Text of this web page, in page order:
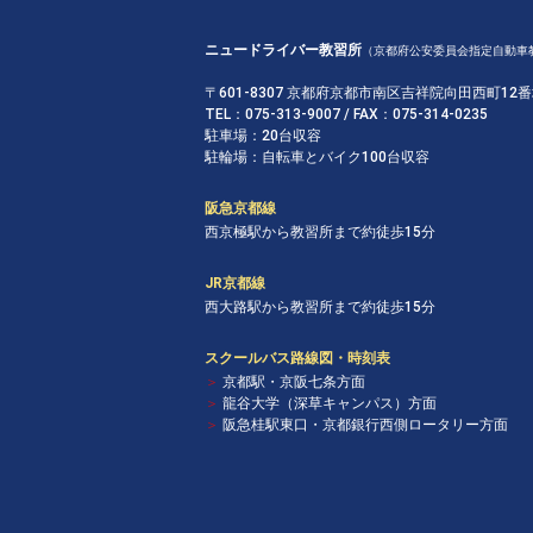
ニュードライバー教習所 （京都府公安委員会指定自動車
〒601-8307 京都府京都市南区吉祥院向田西町12
TEL：075-313-9007 / FAX：075-314-0235
駐車場：20台収容
駐輪場：自転車とバイク100台収容
阪急京都線
西京極駅から教習所まで約徒歩15分
JR京都線
西大路駅から教習所まで約徒歩15分
スクールバス路線図・時刻表
＞ 京都駅・京阪七条方面
＞ 龍谷大学（深草キャンパス）方面
＞ 阪急桂駅東口・京都銀行西側ロータリー方面